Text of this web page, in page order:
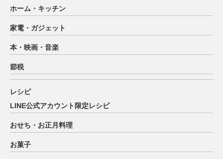
ホーム・キッチン
家電・ガジェット
本・映画・音楽
節税
レシピ
LINE公式アカウント限定レシピ
おせち・お正月料理
お菓子